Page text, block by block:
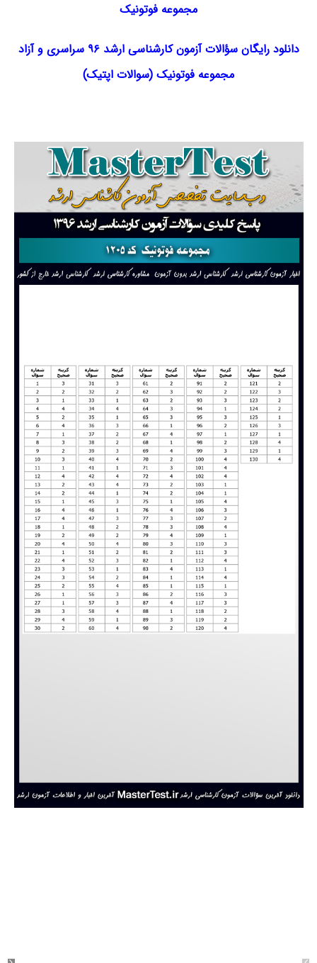
مجموعه فوتونیک
دانلود رایگان سؤالات آزمون کارشناسی ارشد ۹۶ سراسری و آزاد
مجموعه فوتونیک (سوالات اپتیک)